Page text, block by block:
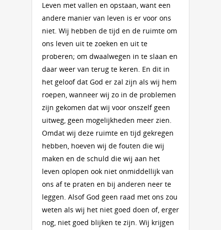
Leven met vallen en opstaan, want een
andere manier van leven is er voor ons
niet. Wij hebben de tijd en de ruimte om
ons leven uit te zoeken en uit te
proberen; om dwaalwegen in te slaan en
daar weer van terug te keren. En dit in
het geloof dat God er zal zijn als wij hem
roepen, wanneer wij zo in de problemen
zijn gekomen dat wij voor onszelf geen
uitweg, geen mogelijkheden meer zien.
Omdat wij deze ruimte en tijd gekregen
hebben, hoeven wij de fouten die wij
maken en de schuld die wij aan het
leven oplopen ook niet onmiddellijk van
ons af te praten en bij anderen neer te
leggen. Alsof God geen raad met ons zou
weten als wij het niet goed doen of, erger
nog, niet goed blijken te zijn. Wij krijgen